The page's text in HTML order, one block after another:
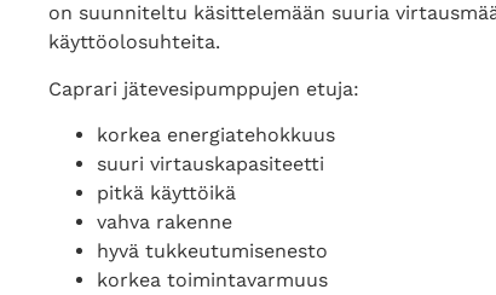
on suunniteltu käsittelemään suuria
käyttöolosuhteita.
Caprari jätevesipumppujen etuja:
korkea energiatehokkuus
suuri virtauskapasiteetti
pitkä käyttöikä
vahva rakenne
hyvä tukkeutumisenesto
korkea toimintavarmuus